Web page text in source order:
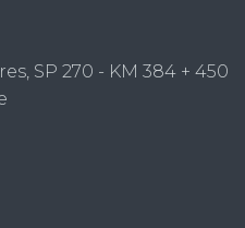
SP 270 - KM 384 + 450